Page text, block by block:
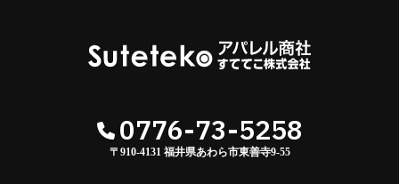
0776-73-5258
〒910-4131 福井県あわら市東善寺9-55